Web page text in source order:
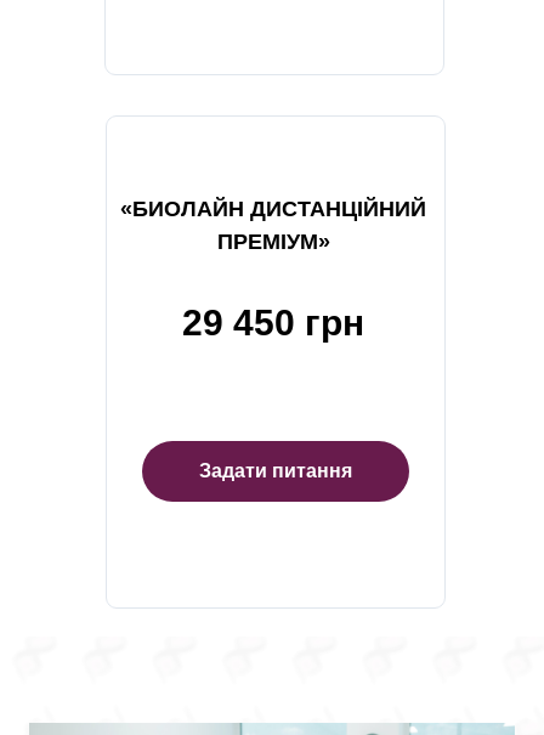
Задати питання
«БИОЛАЙН ДИСТАНЦІЙНИЙ
ПРЕМІУМ»
29 450 грн